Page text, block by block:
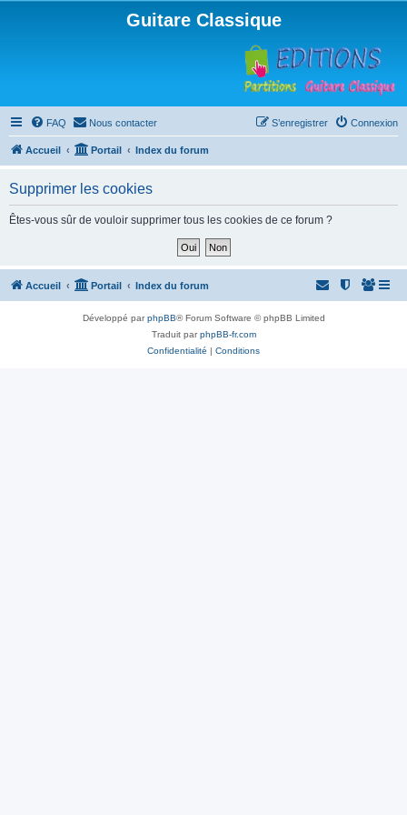
Guitare Classique
FAQ Nous contacter Connexion
S’enregistrer
Accueil Portail Index du forum
Supprimer les cookies
Êtes-vous sûr de vouloir supprimer tous les cookies de ce forum ?
Accueil Portail Index du forum
Développé parphpBB® Forum Software © phpBB Limited
Traduit parphpBB-fr.com
Confidentialité | Conditions